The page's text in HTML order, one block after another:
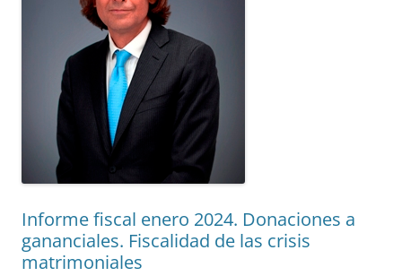
Informe fiscal enero 2024. Donaciones a
gananciales. Fiscalidad de las crisis
matrimoniales